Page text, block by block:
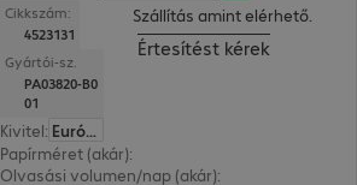
Cikkszám:
4523131
Gyártói-sz.
PA03820-B0
01
Kivitel:
Európa
Papírméret (akár):
Olvasási volumen/nap (akár):
Szállítás amint elérhető.
Értesítést kérek